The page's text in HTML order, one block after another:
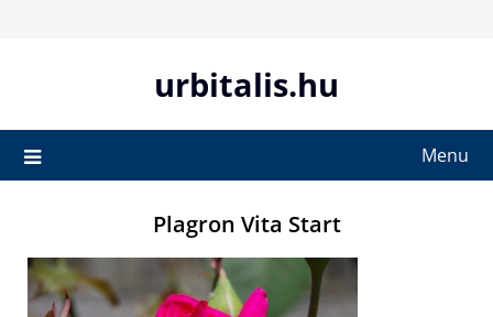
urbitalis.hu
Menu
Plagron Vita Start